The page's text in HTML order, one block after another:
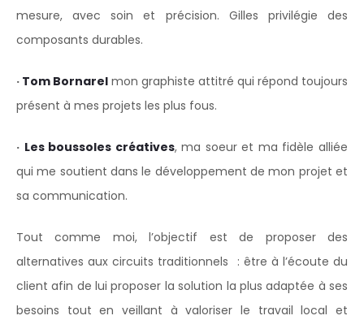
mesure, avec soin et précision. Gilles privilégie des
composants durables.
· Tom Bornarel mon graphiste attitré qui répond toujours
présent à mes projets les plus fous.
· Les boussoles créatives, ma soeur et ma fidèle alliée
qui me soutient dans le développement de mon projet et
sa communication.
Tout comme moi, l’objectif est de proposer des
alternatives aux circuits traditionnels : être à l’écoute du
client afin de lui proposer la solution la plus adaptée à ses
besoins tout en veillant à valoriser le travail local et